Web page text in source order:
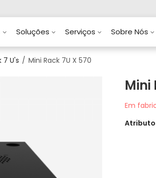
Soluções Serviços Sobre Nós
7 U's Mini Rack 7U X 570
Mini
Em